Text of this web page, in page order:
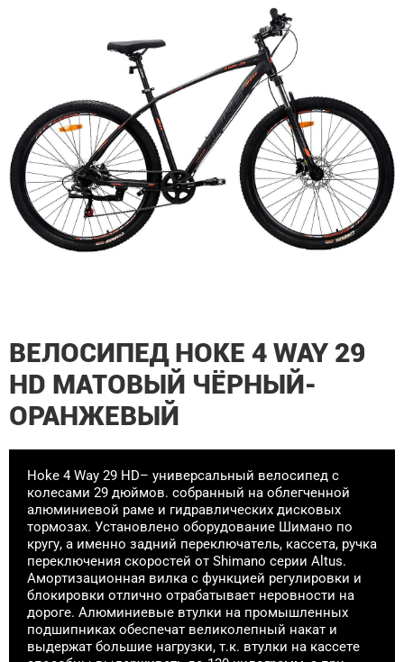
ВЕЛОСИПЕД HOKE 4 WAY 29
HD МАТОВЫЙ ЧЁРНЫЙ-
ОРАНЖЕВЫЙ
Hoke 4 Way 29 HD– универсальный велосипед с
колесами 29 дюймов. собранный на облегченной
алюминиевой раме и гидравлических дисковых
тормозах. Установлено оборудование Шимано по
кругу, а именно задний переключатель, кассета, ручка
переключения скоростей от Shimano серии Altus.
Амортизационная вилка с функцией регулировки и
блокировки отлично отрабатывает неровности на
дороге. Алюминиевые втулки на промышленных
подшипниках обеспечат великолепный накат и
выдержат большие нагрузки, т.к. втулки на кассете